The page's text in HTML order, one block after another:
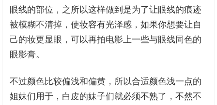
眼线的部位，之所以这样做到是为了让眼线的痕迹
被模糊不清掉，使妆容有光泽感，如果你想要让自
己的妆更显眼，可以再拍电影上一些与眼线同色的
眼影膏。
不过颜色比较偏浅和偏黄，所以合适颜色浅一点的
姐妹们用于，白皮的妹子们就必须不熟了，不然不